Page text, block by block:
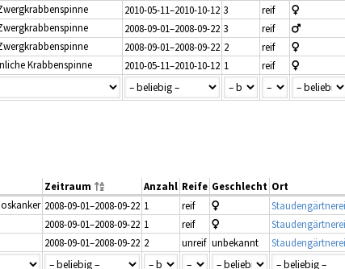
2010-05-11–2010-10-12 3 reif
2008-09-01–2008-09-22 3 reif
2008-09-01–2008-09-22 2 reif
Krabbenspinne 2010-05-11–2010-10-12 1 reif
Zeitraum Anzahl Reife Geschlecht Ort
2008-09-01–2008-09-22 1 reif
2008-09-01–2008-09-22 1 reif
2008-09-01–2008-09-22 2 unreif unbekannt